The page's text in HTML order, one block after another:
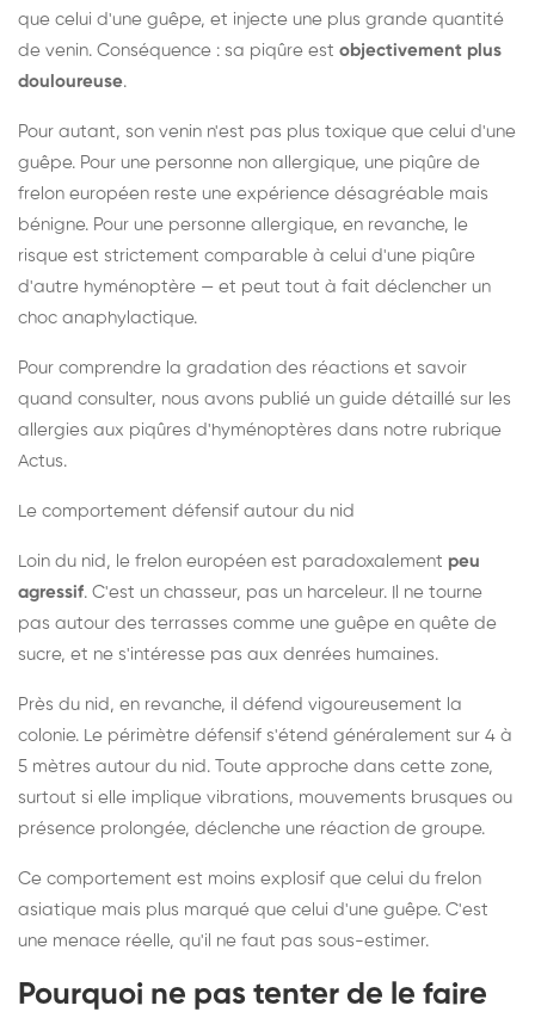
que celui d'une guêpe, et injecte une plus grande quantité
de venin. Conséquence : sa piqûre est objectivement plus
douloureuse.
Pour autant, son venin n'est pas plus toxique que celui d'une
guêpe. Pour une personne non allergique, une piqûre de
frelon européen reste une expérience désagréable mais
bénigne. Pour une personne allergique, en revanche, le
risque est strictement comparable à celui d'une piqûre
d'autre hyménoptère — et peut tout à fait déclencher un
choc anaphylactique.
Pour comprendre la gradation des réactions et savoir
quand consulter, nous avons publié un guide détaillé sur les
allergies aux piqûres d'hyménoptères dans notre rubrique
Actus.
Le comportement défensif autour du nid
Loin du nid, le frelon européen est paradoxalement peu
agressif. C'est un chasseur, pas un harceleur. Il ne tourne
pas autour des terrasses comme une guêpe en quête de
sucre, et ne s'intéresse pas aux denrées humaines.
Près du nid, en revanche, il défend vigoureusement la
colonie. Le périmètre défensif s'étend généralement sur 4 à
5 mètres autour du nid. Toute approche dans cette zone,
surtout si elle implique vibrations, mouvements brusques ou
présence prolongée, déclenche une réaction de groupe.
Ce comportement est moins explosif que celui du frelon
asiatique mais plus marqué que celui d'une guêpe. C'est
une menace réelle, qu'il ne faut pas sous-estimer.
Pourquoi ne pas tenter de le faire